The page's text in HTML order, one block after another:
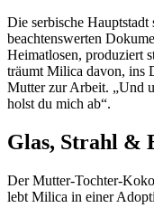
Die serbische
beachtenswerten
Heimatlosen, produziert
träumt Milica davon, ins
Mutter zur Arbeit. „Und
holst du mich ab“.
Glas, Strahl &
Der Mutter-Tochter-
lebt Milica in einer